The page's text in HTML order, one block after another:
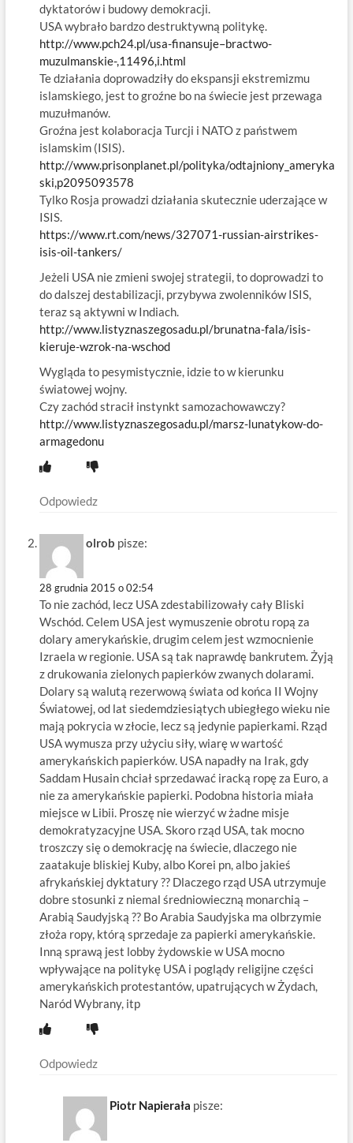
dyktatorów i budowy demokracji.
USA wybrało bardzo destruktywną politykę.
http://www.pch24.pl/usa-finansuje–bractwo-
muzulmanskie-,11496,i.html
Te działania doprowadziły do ekspansji ekstremizmu
islamskiego, jest to groźne bo na świecie jest przewaga
muzułmanów.
Groźna jest kolaboracja Turcji i NATO z państwem
islamskim (ISIS).
http://www.prisonplanet.pl/polityka/odtajniony_ameryka
ski,p2095093578
Tylko Rosja prowadzi działania skutecznie uderzające w
ISIS.
https://www.rt.com/news/327071-russian-airstrikes-
isis-oil-tankers/
Jeżeli USA nie zmieni swojej strategii, to doprowadzi to
do dalszej destabilizacji, przybywa zwolenników ISIS,
teraz są aktywni w Indiach.
http://www.listyznaszegosadu.pl/brunatna-fala/isis-
kieruje-wzrok-na-wschod
Wygląda to pesymistycznie, idzie to w kierunku
światowej wojny.
Czy zachód stracił instynkt samozachowawczy?
http://www.listyznaszegosadu.pl/marsz-lunatykow-do-
armagedonu
Odpowiedz
olrob pisze:
28 grudnia 2015 o 02:54
To nie zachód, lecz USA zdestabilizowały cały Bliski
Wschód. Celem USA jest wymuszenie obrotu ropą za
dolary amerykańskie, drugim celem jest wzmocnienie
Izraela w regionie. USA są tak naprawdę bankrutem. Żyją
z drukowania zielonych papierków zwanych dolarami.
Dolary są walutą rezerwową świata od końca II Wojny
Światowej, od lat siedemdziesiątych ubiegłego wieku nie
mają pokrycia w złocie, lecz są jedynie papierkami. Rząd
USA wymusza przy użyciu siły, wiarę w wartość
amerykańskich papierków. USA napadły na Irak, gdy
Saddam Husain chciał sprzedawać iracką ropę za Euro, a
nie za amerykańskie papierki. Podobna historia miała
miejsce w Libii. Proszę nie wierzyć w żadne misje
demokratyzacyjne USA. Skoro rząd USA, tak mocno
troszczy się o demokrację na świecie, dlaczego nie
zaatakuje bliskiej Kuby, albo Korei pn, albo jakieś
afrykańskiej dyktatury ?? Dlaczego rząd USA utrzymuje
dobre stosunki z niemal średniowieczną monarchią –
Arabią Saudyjską ?? Bo Arabia Saudyjska ma olbrzymie
złoża ropy, którą sprzedaje za papierki amerykańskie.
Inną sprawą jest lobby żydowskie w USA mocno
wpływające na politykę USA i poglądy religijne części
amerykańskich protestantów, upatrujących w Żydach,
Naród Wybrany, itp
Odpowiedz
Piotr Napierała pisze: